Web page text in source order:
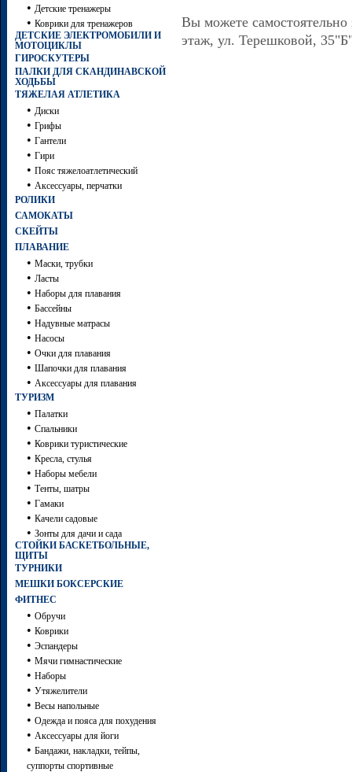
• Детские тренажеры
• Коврики для тренажеров
ДЕТСКИЕ ЭЛЕКТРОМОБИЛИ И
МОТОЦИКЛЫ
ГИРОСКУТЕРЫ
ПАЛКИ ДЛЯ СКАНДИНАВСКОЙ
ХОДЬБЫ
ТЯЖЕЛАЯ АТЛЕТИКА
• Диски
• Грифы
• Гантели
• Гири
• Пояс тяжелоатлетический
• Аксессуары, перчатки
РОЛИКИ
САМОКАТЫ
СКЕЙТЫ
ПЛАВАНИЕ
• Маски, трубки
• Ласты
• Наборы для плавания
• Бассейны
• Надувные матрасы
• Насосы
• Очки для плавания
• Шапочки для плавания
• Аксессуары для плавания
ТУРИЗМ
• Палатки
• Спальники
• Коврики туристические
• Кресла, стулья
• Наборы мебели
• Тенты, шатры
• Гамаки
• Качели садовые
• Зонты для дачи и сада
СТОЙКИ БАСКЕТБОЛЬНЫЕ,
ЩИТЫ
ТУРНИКИ
МЕШКИ БОКСЕРСКИЕ
ФИТНЕС
• Обручи
• Коврики
• Эспандеры
• Мячи гимнастические
• Наборы
• Утяжелители
• Весы напольные
• Одежда и пояса для похудения
• Аксессуары для йоги
• Бандажи, накладки, тейпы,
суппорты спортивные
Вы можете
этаж, ул. Терешковой,